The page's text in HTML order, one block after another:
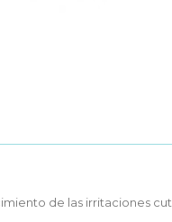
de las irritaciones